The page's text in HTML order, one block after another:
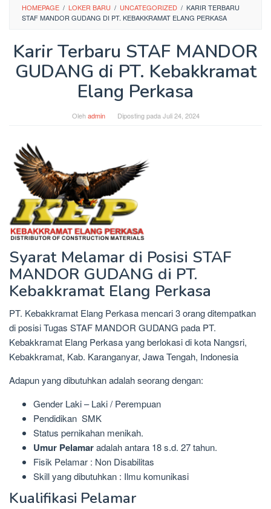
HOMEPAGE / LOKER BARU / UNCATEGORIZED / KARIR TERBARU
STAF MANDOR GUDANG DI PT. KEBAKKRAMAT ELANG PERKASA
Karir Terbaru STAF MANDOR
GUDANG di PT. Kebakkramat
Elang Perkasa
Olehadmin Diposting pada Juli 24, 2024
Syarat Melamar di Posisi STAF
MANDOR GUDANG di PT.
Kebakkramat Elang Perkasa
PT. Kebakkramat Elang Perkasa mencari 3 orang ditempatkan
di posisi Tugas STAF MANDOR GUDANG pada PT.
Kebakkramat Elang Perkasa yang berlokasi di kota Nangsri,
Kebakkramat, Kab. Karanganyar, Jawa Tengah, Indonesia
Adapun yang dibutuhkan adalah seorang dengan:
Gender Laki – Laki / Perempuan
Pendidikan SMK
Status pernikahan menikah.
Umur Pelamaradalah antara 18 s.d. 27 tahun.
Fisik Pelamar : Non Disabilitas
Skill yang dibutuhkan : Ilmu komunikasi
Kualifikasi Pelamar